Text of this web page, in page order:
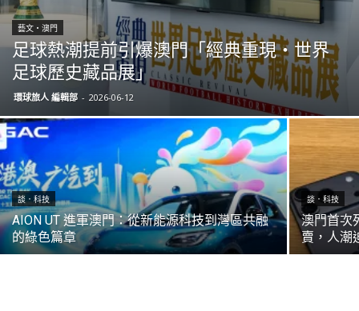
藝文‧澳門
足球熱潮提前引爆澳門「經典重現・世界
足球歷史藏品展」
環球旅人 編輯部 - 2026-06-12
談．科技
AION UT 進軍澳門：從新能源科技到灣區共融
的綠色篇章
談．科技
澳門首次
賣，人潮